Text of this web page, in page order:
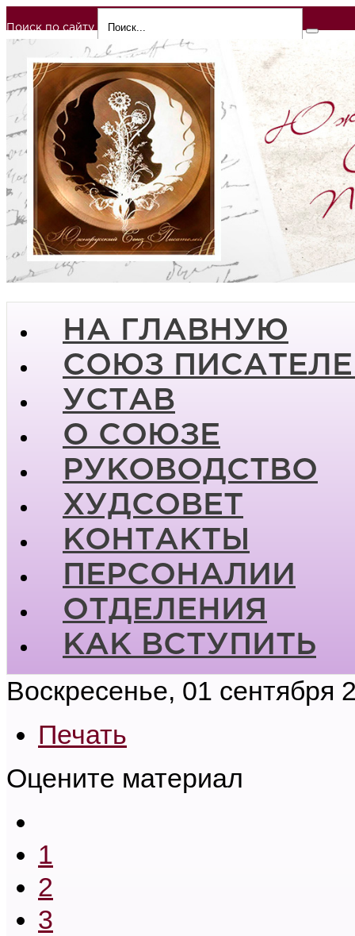
Поиск по сайту
НА ГЛАВНУЮ
СОЮЗ
УСТАВ
О СОЮЗЕ
РУКОВОДСТВО
ХУДСОВЕТ
КОНТАКТЫ
ПЕРСОНАЛИИ
ОТДЕЛЕНИЯ
КАК ВСТУПИТЬ
Воскресенье, 01 сентября
Печать
Оцените материал
1
2
3